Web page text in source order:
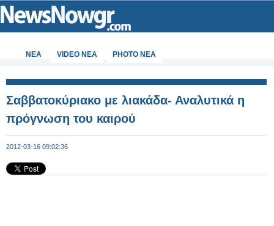
ΝΕΑ VIDEO NEA PHOTO NEA
Σαββατοκύριακο με λιακάδα- Αναλυτικά η
πρόγνωση του καιρού
2012-03-16 09:02:36